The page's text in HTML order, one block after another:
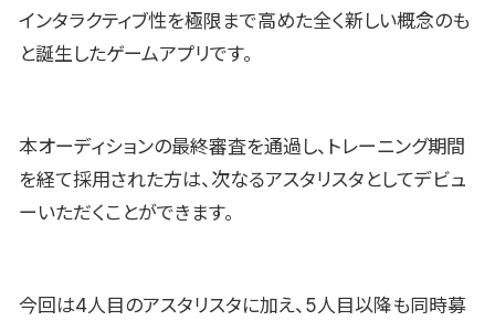
インタラクティブ性を極限まで高めた全く新しい概念のも
と誕生したゲームアプリです。
本オーディションの最終審査を通過し、トレーニング期間
を経て採用された方は、次なるアスタリスタとしてデビュ
ーいただくことができます。
今回は4人目のアスタリスタに加え、5人目以降も同時募